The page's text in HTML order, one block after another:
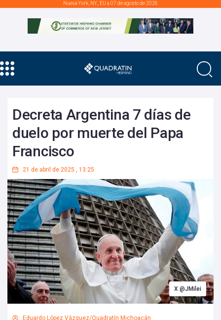
Nueva York, NY., EU a 07 de agosto de 2026
Decreta Argentina 7 días de
duelo por muerte del Papa
Francisco
21 de abril de 2025 , 13:25
X @JMilei
Eduardo López Vázquez/Quadratín Michoacán